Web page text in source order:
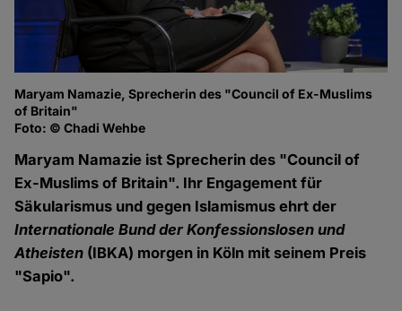
Maryam Namazie, Sprecherin des "Council of Ex-Muslims
of Britain"
Foto: © Chadi Wehbe
Maryam Namazie ist Sprecherin des "Council of
Ex-Muslims of Britain". Ihr Engagement für
Säkularismus und gegen Islamismus ehrt der
Internationale Bund der Konfessionslosen und
Atheisten (IBKA) morgen in Köln mit seinem Preis
"Sapio".